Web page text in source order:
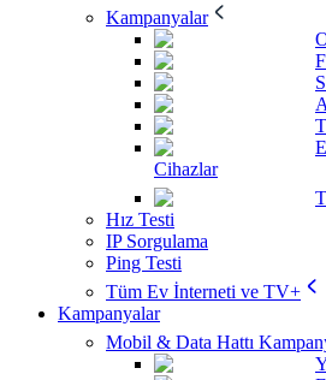
Kampanyalar
Cihazlar
Hız Testi
IP Sorgulama
Ping Testi
Tüm Ev İnterneti ve TV+
Kampanyalar
Mobil & Data Hattı